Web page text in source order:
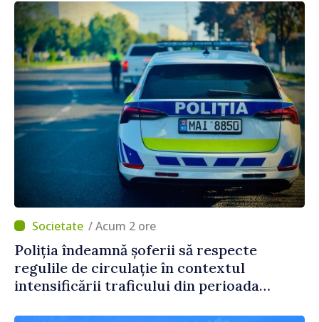
/ Acum 2 ore
Poliția îndeamnă șoferii să respecte
regulile de circulație în contextul
intensificării traficului din perioada